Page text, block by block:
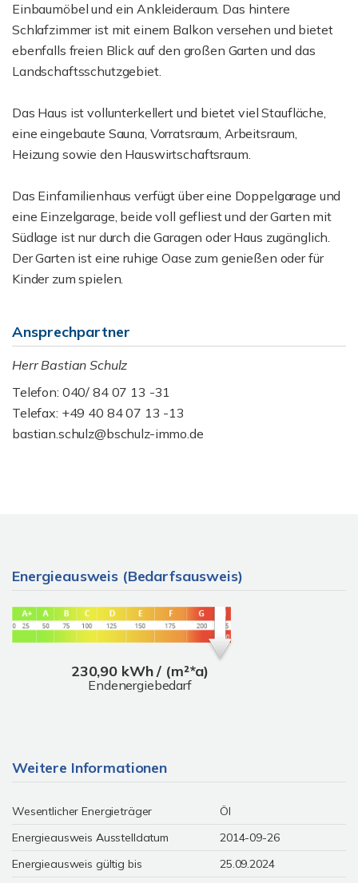
Einbaumöbel und ein Ankleideraum. Das hintere
Schlafzimmer ist mit einem Balkon versehen und bietet
ebenfalls freien Blick auf den großen Garten und das
Landschaftsschutzgebiet.
Das Haus ist vollunterkellert und bietet viel Staufläche,
eine eingebaute Sauna, Vorratsraum, Arbeitsraum,
Heizung sowie den Hauswirtschaftsraum.
Das Einfamilienhaus verfügt über eine Doppelgarage und
eine Einzelgarage, beide voll gefliest und der Garten mit
Südlage ist nur durch die Garagen oder Haus zugänglich.
Der Garten ist eine ruhige Oase zum genießen oder für
Kinder zum spielen.
Ansprechpartner
Herr Bastian Schulz
Telefon: 040/ 84 07 13 -31
Telefax: +49 40 84 07 13 -13
bastian.schulz@bschulz-immo.de
Energieausweis (Bedarfsausweis)
230,90 kWh / (m²*a)
Endenergiebedarf
Weitere Informationen
Wesentlicher Energieträger
Öl
Energieausweis Ausstelldatum
2014-09-26
Energieausweis gültig bis
25.09.2024